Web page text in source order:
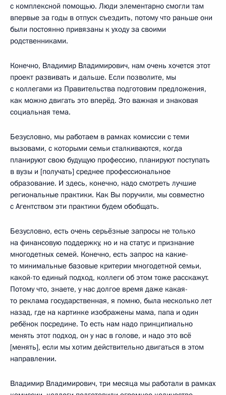
с комплексной помощью. Люди элементарно смогли там
впервые за годы в отпуск съездить, потому что раньше они
были постоянно привязаны к уходу за своими
родственниками.
Конечно, Владимир Владимирович, нам очень хочется этот
проект развивать и дальше. Если позволите, мы
с коллегами из Правительства подготовим предложения,
как можно двигать это вперёд. Это важная и знаковая
социальная тема.
Безусловно, мы работаем в рамках комиссии с теми
вызовами, с которыми семьи сталкиваются, когда
планируют свою будущую профессию, планируют поступать
в вузы и [получать] среднее профессиональное
образование. И здесь, конечно, надо смотреть лучшие
региональные практики. Как Вы поручили, мы совместно
с Агентством эти практики будем обобщать.
Безусловно, есть очень серьёзные запросы не только
на финансовую поддержку, но и на статус и признание
многодетных семей. Конечно, есть запрос на какие-
то минимальные базовые критерии многодетной семьи,
какой-то единый подход, коллеги об этом тоже расскажут.
Потому что, знаете, у нас долгое время даже какая-
то реклама государственная, я помню, была несколько лет
назад, где на картинке изображены мама, папа и один
ребёнок посредине. То есть нам надо принципиально
менять этот подход, он у нас в голове, и надо это всё
[менять], если мы хотим действительно двигаться в этом
направлении.
Владимир Владимирович, три месяца мы работали в рамках